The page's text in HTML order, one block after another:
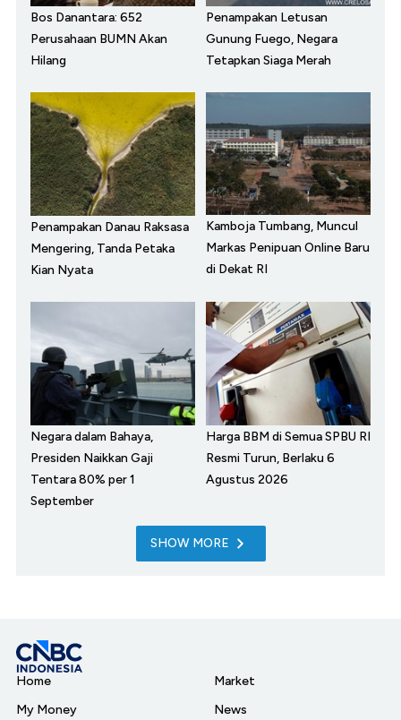
Bos Danantara: 652
Perusahaan BUMN Akan
Hilang
Penampakan Letusan
Gunung Fuego, Negara
Tetapkan Siaga Merah
Penampakan Danau Raksasa
Mengering, Tanda Petaka
Kian Nyata
Kamboja Tumbang, Muncul
Markas Penipuan Online Baru
di Dekat RI
Negara dalam Bahaya,
Presiden Naikkan Gaji
Tentara 80% per 1
September
Harga BBM di Semua SPBU RI
Resmi Turun, Berlaku 6
Agustus 2026
SHOW MORE
Home
My Money
Market
News